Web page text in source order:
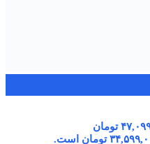
قیمت اصلی ۴۷,۰۹۹,۰۰۰ تومان